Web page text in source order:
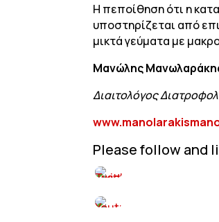
Η πεποίθηση ότι η
υποστηρίζεται από
μικτά γεύματα με
Μανώλης
Διαιτολόγος
Please follow and